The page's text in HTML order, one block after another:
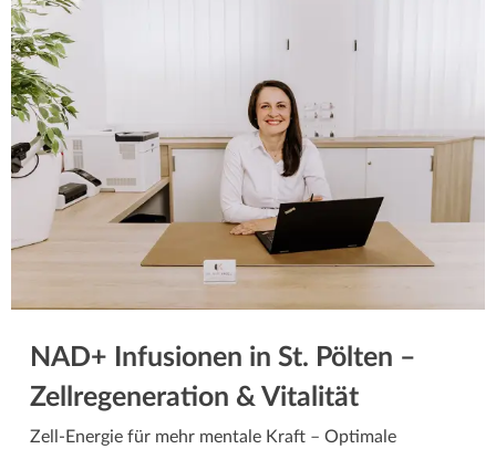
NAD+ Infusionen in St. Pölten –
Zellregeneration & Vitalität
Zell-Energie für mehr mentale Kraft – Optimale